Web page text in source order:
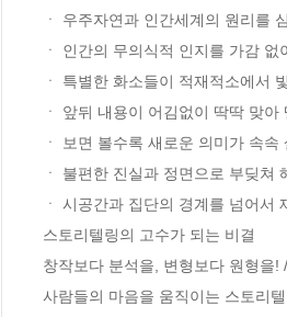
ㆍ 우주자연과 인간세계의 원리를
ㆍ 인간의 무의식적 인지를 가감 없
ㆍ 특별한 화소들이 적재적소에서
ㆍ 앞뒤 내용이 어김없이 딱딱 맞아
ㆍ 보면 볼수록 새로운 의미가 속속
ㆍ 불편한 진실과 정면으로 부딪쳐
ㆍ 시공간과 집단의 경계를 넘어서
스토리텔링의 고수가 되는 비결
창작보다 분석을, 변형보다 원형을
사람들의 마음을 움직이는 스토리